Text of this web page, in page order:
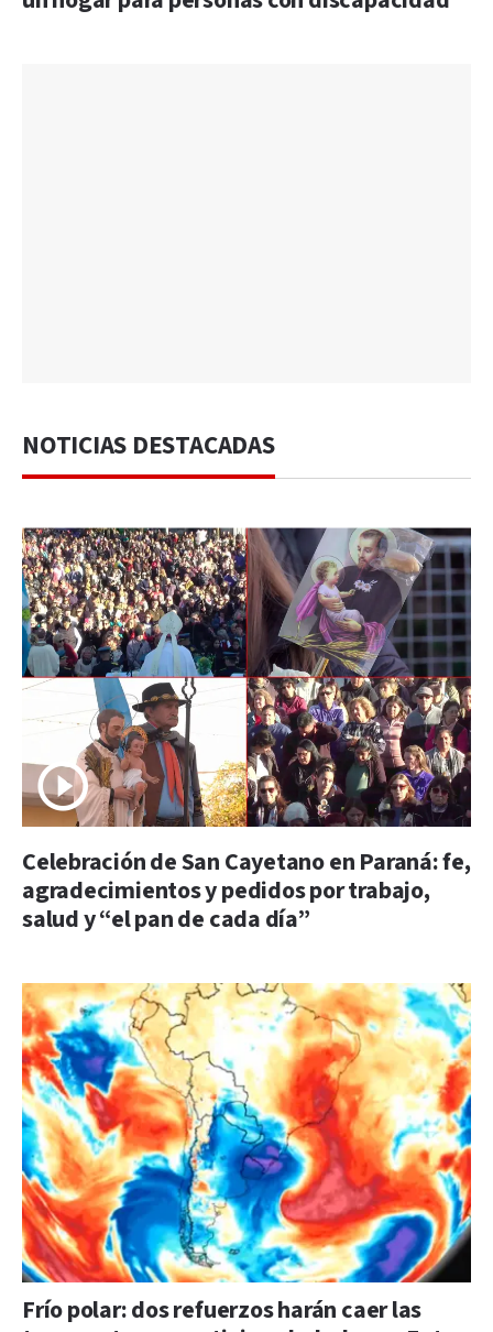
NOTICIAS DESTACADAS
Celebración de San Cayetano en Paraná: fe,
agradecimientos y pedidos por trabajo,
salud y “el pan de cada día”
Frío polar: dos refuerzos harán caer las